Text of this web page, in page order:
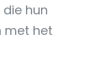
hun
met het